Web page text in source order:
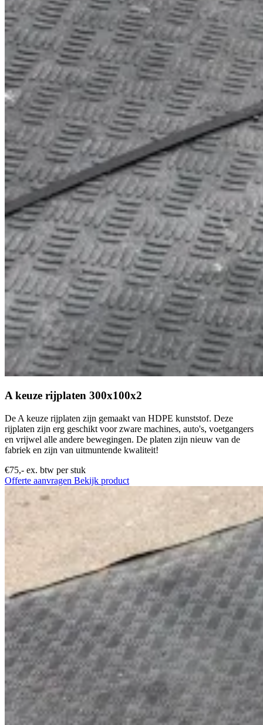
A keuze rijplaten 300x100x2
De A keuze rijplaten zijn gemaakt van HDPE kunststof. Deze
rijplaten zijn erg geschikt voor zware machines, auto's, voetgangers
en vrijwel alle andere bewegingen. De platen zijn nieuw van de
fabriek en zijn van uitmuntende kwaliteit!
€75,- ex. btw per stuk
Offerte aanvragen Bekijk product